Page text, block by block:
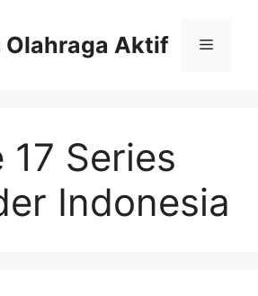
Olahraga Aktif Menu
17 Series
Indonesia